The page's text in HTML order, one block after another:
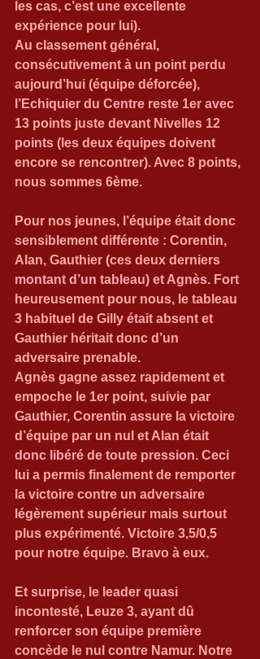
les cas, c’est une excellente
expérience pour lui).
Au classement général,
consécutivement à un point perdu
aujourd’hui (équipe déforcée),
l’Echiquier du Centre reste 1er avec
13 points juste devant Nivelles 12
points (les deux équipes doivent
encore se rencontrer). Avec 8 points,
nous sommes 6ème.
Pour nos jeunes, l’équipe était donc
sensiblement différente : Corentin,
Alan, Gauthier (ces deux derniers
montant d’un tableau) et Agnès. Fort
heureusement pour nous, le tableau
3 habituel de Gilly était absent et
Gauthier héritait donc d’un
adversaire prenable.
Agnès gagne assez rapidement et
empoche le 1er point, suivie par
Gauthier, Corentin assure la victoire
d’équipe par un nul et Alan était
donc libéré de toute pression. Ceci
lui a permis finalement de remporter
la victoire contre un adversaire
légèrement supérieur mais surtout
plus expérimenté. Victoire 3,5/0,5
pour notre équipe. Bravo à eux.
Et surprise, le leader quasi
incontesté, Leuze 3, ayant dû
renforcer son équipe première
concède le nul contre Namur. Notre